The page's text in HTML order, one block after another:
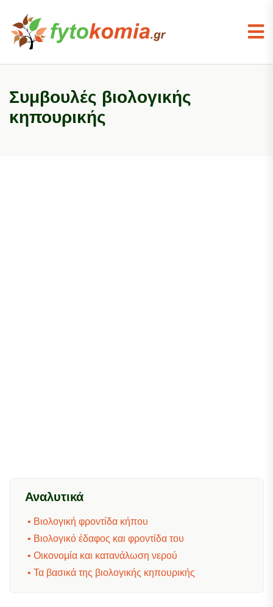
Συμβουλές βιολογικής
κηπουρικής
Αναλυτικά
• Βιολογική φροντίδα κήπου
• Βιολογικό έδαφος και φροντίδα του
• Οικονομία και κατανάλωση νερού
• Τα βασικά της βιολογικής κηπουρικής